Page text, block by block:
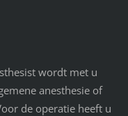
wordt met u
anesthesie of
de operatie heeft u